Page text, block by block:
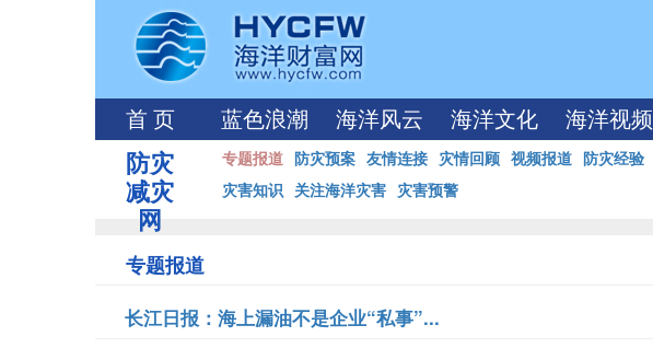
首 页 蓝色浪潮 海洋风云 海洋文化 海洋视频
防灾
减灾
网
专题报道 防灾预案 友情连接 灾情回顾 视频报道 防灾经验
灾害知识 关注海洋灾害 灾害预警
专题报道
长江日报：海上漏油不是企业“私事”...